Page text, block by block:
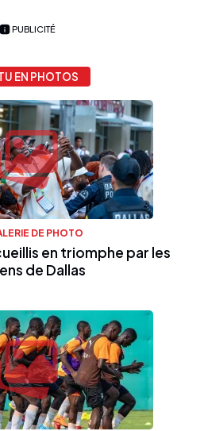
PUBLICITÉ
EN PHOTOS
DE PHOTO
en triomphe par les
de Dallas